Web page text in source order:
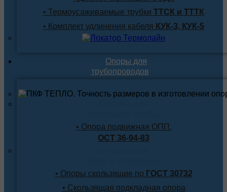
• Термоусаживаемые трубки ТТСК и ТТТК
• Комплект удлинения кабеля КУК-3, КУК-5
Опоры для
трубопроводов
• Опора подвижная ОПП.
ОСТ 36-94-83
• Опоры скользящие по ГОСТ 30732
• Скользящая подкладная опора